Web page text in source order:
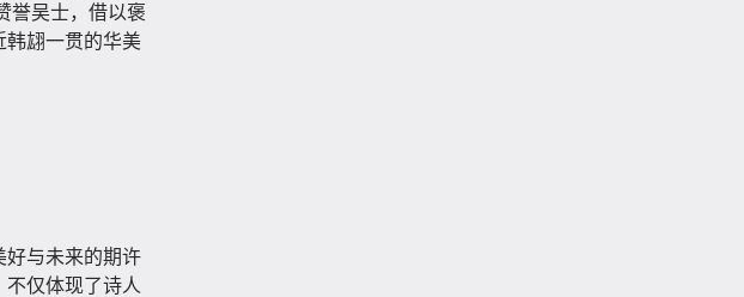
誉吴士，借以褒
韩翃一贯的华美
好与未来的期许
仅体现了诗人